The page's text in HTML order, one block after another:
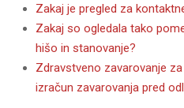
Zakaj je pregled za
Zakaj so ogledala tako
hišo in stanovanje?
Zdravstveno zavarovanje
izračun zavarovanja pred